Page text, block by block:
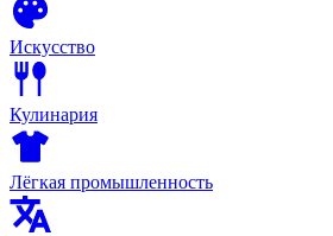
Искусство
Кулинария
Лёгкая промышленность